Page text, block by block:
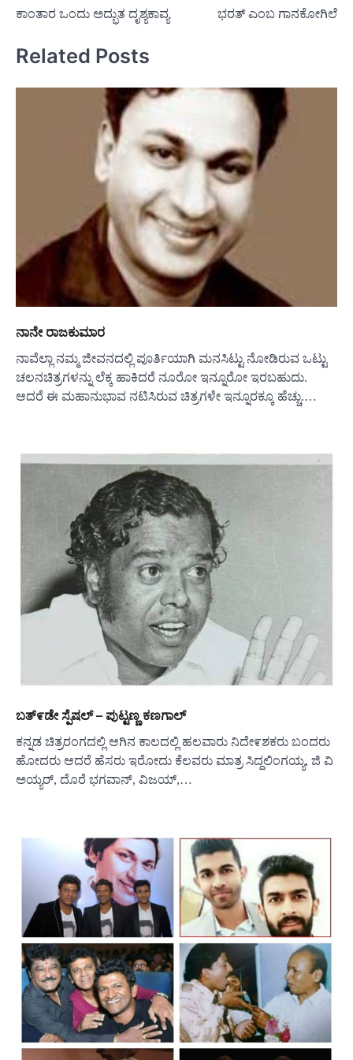
navigation
ಕಾಂತಾರ ಒಂದು ಅದ್ಭುತ ದೃಶ್ಯಕಾವ್ಯ
ಭರತ್ ಎಂಬ ಗಾನಕೋಗಿಲೆ
Related Posts
ನಾನೇ ರಾಜಕುಮಾರ
ನಾವೆಲ್ಲಾ ನಮ್ಮ ಜೀವನದಲ್ಲಿ ಪೂರ್ತಿಯಾಗಿ ಮನಸಿಟ್ಟು ನೋಡಿರುವ ಒಟ್ಟು
ಚಲನಚಿತ್ರಗಳನ್ನು ಲೆಕ್ಕ ಹಾಕಿದರೆ ನೂರೋ ಇನ್ನೂರೋ ಇರಬಹುದು.
ಆದರೆ ಈ ಮಹಾನುಭಾವ ನಟಿಸಿರುವ ಚಿತ್ರಗಳೇ ಇನ್ನೂರಕ್ಕೂ ಹೆಚ್ಚು.…
ಬತ್೯ಡೇ ಸ್ಪೆಷಲ್ – ಪುಟ್ಟಣ್ಣ ಕಣಗಾಲ್
ಕನ್ನಡ ಚಿತ್ರರಂಗದಲ್ಲಿ ಆಗಿನ ಕಾಲದಲ್ಲಿ ಹಲವಾರು ನಿದೇ೯ಶಕರು ಬಂದರು
ಹೋದರು ಆದರೆ ಹೆಸರು ಇರೋದು ಕೆಲವರು ಮಾತ್ರ ಸಿದ್ದಲಿಂಗಯ್ಯ, ಜಿ ವಿ
ಅಯ್ಯರ್, ದೊರೆ ಭಗವಾನ್, ವಿಜಯ್,…